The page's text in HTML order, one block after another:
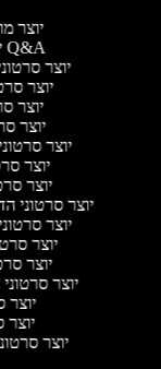
יוצר
יוצר סרטוני Q&A
יוצר
יוצר
יוצר
יוצר
יוצר
יוצר
יוצר
יוצר סרטוני
יוצר
יוצר
יוצר
יוצר
יוצר
יוצר
יוצר